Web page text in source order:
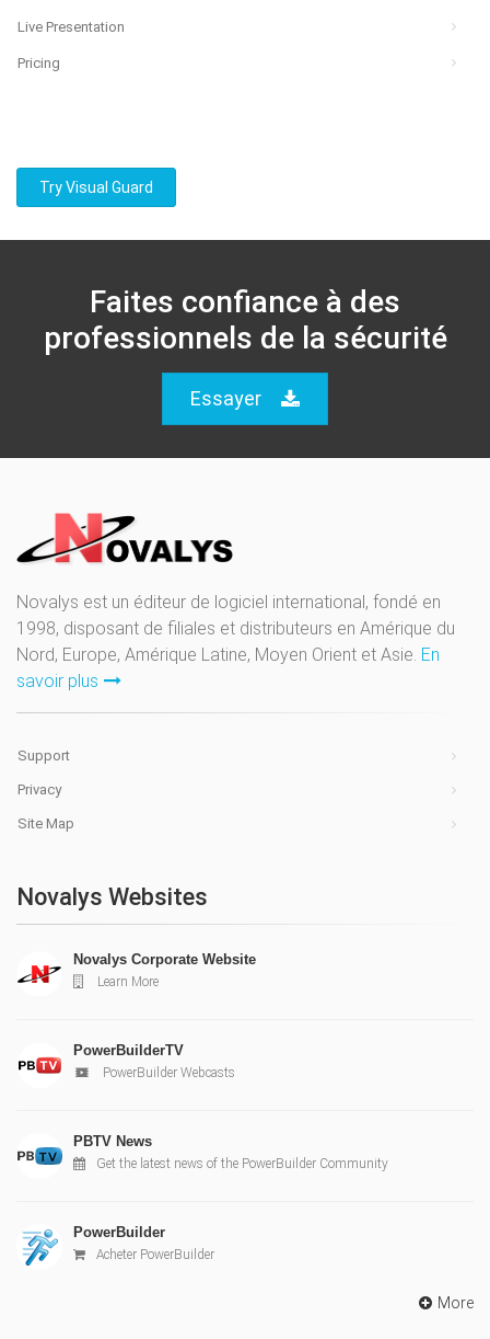
Live Presentation
Pricing
Try Visual Guard
Faites confiance à des
professionnels de la sécurité
Essayer
Novalys est un éditeur de logiciel international, fondé en
1998, disposant de filiales et distributeurs en Amérique du
Nord, Europe, Amérique Latine, Moyen Orient et Asie. En
savoir plus
Support
Privacy
Site Map
Novalys Websites
Novalys Corporate Website
Learn More
PowerBuilderTV
PowerBuilder Webcasts
PBTV News
Get the latest news of the PowerBuilder Community
PowerBuilder
Acheter PowerBuilder
More